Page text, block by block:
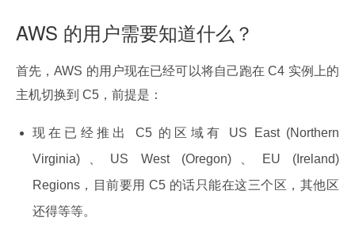
AWS 的用户需要知道什么？
首先，AWS 的用户现在已经可以将自己跑在 C4 实例上的
主机切换到 C5，前提是：
现在已经推出 C5 的区域有 US East (Northern
Virginia)、US West (Oregon)、EU (Ireland)
Regions，目前要用 C5 的话只能在这三个区，其他区
还得等等。